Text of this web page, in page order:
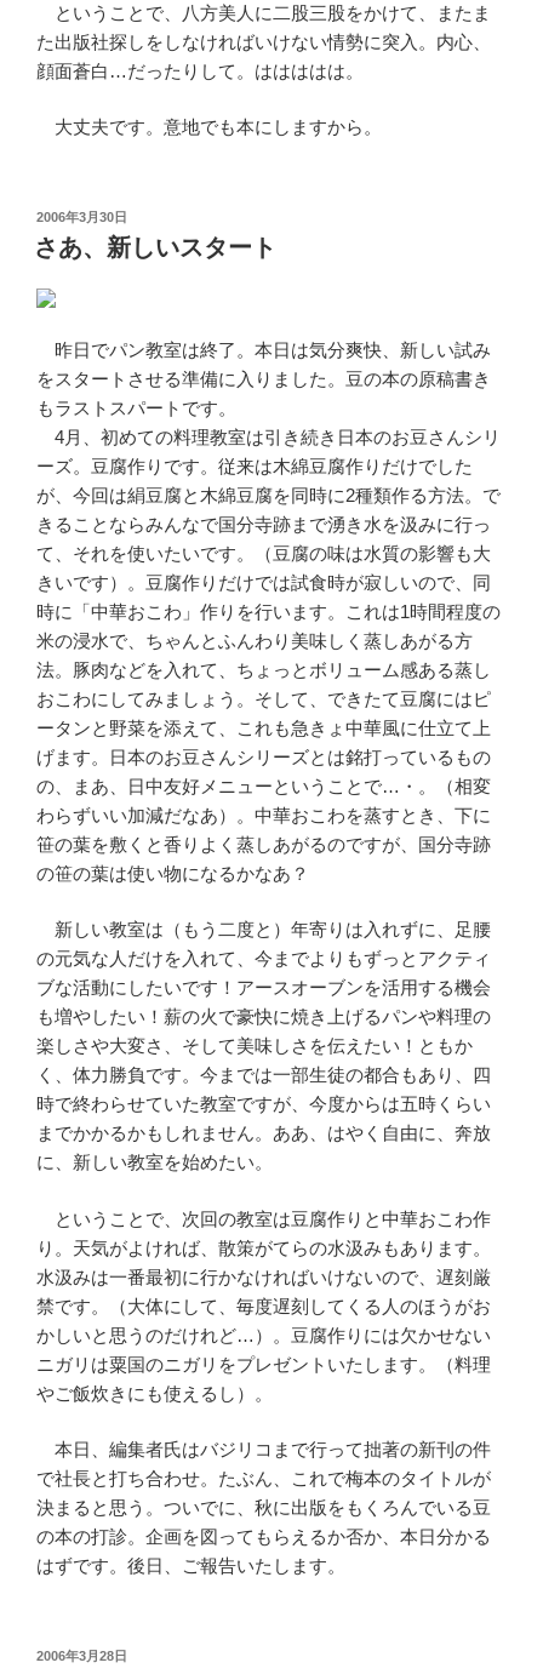
ということで、八方美人に二股三股をかけて、またま
た出版社探しをしなければいけない情勢に突入。内心、
顔面蒼白…だったりして。ははははは。
大丈夫です。意地でも本にしますから。
投
稿
日:
2006年3月30日
さあ、新しいスタート
昨日でパン教室は終了。本日は気分爽快、新しい試み
をスタートさせる準備に入りました。豆の本の原稿書き
もラストスパートです。
4月、初めての料理教室は引き続き日本のお豆さんシリ
ーズ。豆腐作りです。従来は木綿豆腐作りだけでした
が、今回は絹豆腐と木綿豆腐を同時に2種類作る方法。で
きることならみんなで国分寺跡まで湧き水を汲みに行っ
て、それを使いたいです。（豆腐の味は水質の影響も大
きいです）。豆腐作りだけでは試食時が寂しいので、同
時に「中華おこわ」作りを行います。これは1時間程度の
米の浸水で、ちゃんとふんわり美味しく蒸しあがる方
法。豚肉などを入れて、ちょっとボリューム感ある蒸し
おこわにしてみましょう。そして、できたて豆腐にはピ
ータンと野菜を添えて、これも急きょ中華風に仕立て上
げます。日本のお豆さんシリーズとは銘打っているもの
の、まあ、日中友好メニューということで…・。（相変
わらずいい加減だなあ）。中華おこわを蒸すとき、下に
笹の葉を敷くと香りよく蒸しあがるのですが、国分寺跡
の笹の葉は使い物になるかなあ？
新しい教室は（もう二度と）年寄りは入れずに、足腰
の元気な人だけを入れて、今までよりもずっとアクティ
ブな活動にしたいです！アースオーブンを活用する機会
も増やしたい！薪の火で豪快に焼き上げるパンや料理の
楽しさや大変さ、そして美味しさを伝えたい！ともか
く、体力勝負です。今までは一部生徒の都合もあり、四
時で終わらせていた教室ですが、今度からは五時くらい
までかかるかもしれません。ああ、はやく自由に、奔放
に、新しい教室を始めたい。
ということで、次回の教室は豆腐作りと中華おこわ作
り。天気がよければ、散策がてらの水汲みもあります。
水汲みは一番最初に行かなければいけないので、遅刻厳
禁です。（大体にして、毎度遅刻してくる人のほうがお
かしいと思うのだけれど…）。豆腐作りには欠かせない
ニガリは粟国のニガリをプレゼントいたします。（料理
やご飯炊きにも使えるし）。
本日、編集者氏はバジリコまで行って拙著の新刊の件
で社長と打ち合わせ。たぶん、これで梅本のタイトルが
決まると思う。ついでに、秋に出版をもくろんでいる豆
の本の打診。企画を図ってもらえるか否か、本日分かる
はずです。後日、ご報告いたします。
投
2006年3月28日